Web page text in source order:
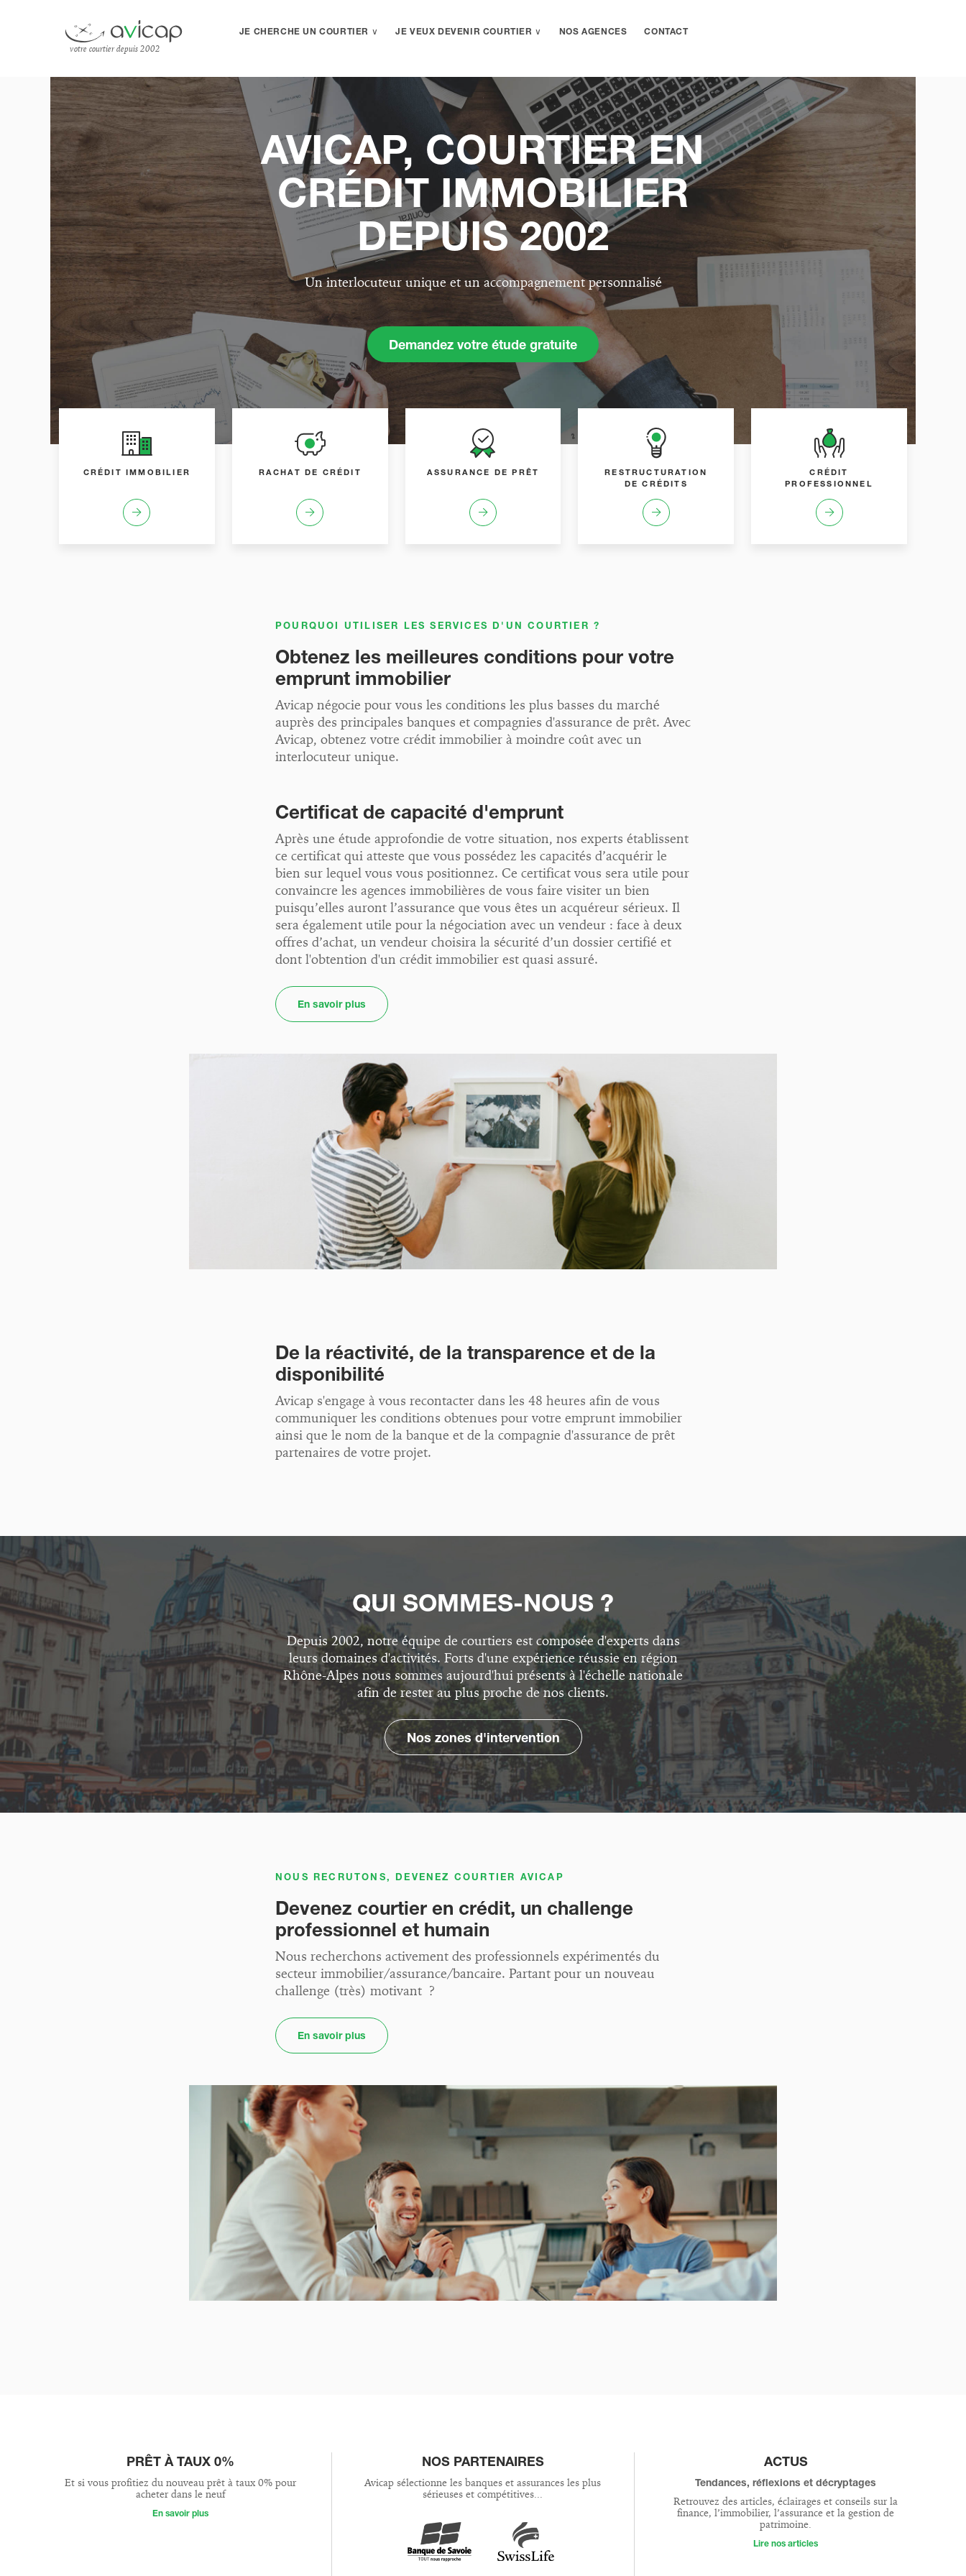
votre courtier depuis 2002
JE CHERCHE UN COURTIER ∨ JE VEUX DEVENIR COURTIER ∨ NOS AGENCES CONTACT
AVICAP, COURTIER EN
CRÉDIT IMMOBILIER
DEPUIS 2002
Un interlocuteur unique et un accompagnement personnalisé
Demandez votre étude gratuite
CRÉDIT IMMOBILIER RACHAT DE CRÉDIT ASSURANCE DE PRÊT
RESTRUCTURATION
DE CRÉDITS
CRÉDIT
PROFESSIONNEL
POURQUOI UTILISER LES SERVICES D'UN COURTIER ?
Obtenez les meilleures conditions pour votre
emprunt immobilier
Avicap négocie pour vous les conditions les plus basses du marché
auprès des principales banques et compagnies d'assurance de prêt. Avec
Avicap, obtenez votre crédit immobilier à moindre coût avec un
interlocuteur unique.
Certificat de capacité d'emprunt
Après une étude approfondie de votre situation, nos experts établissent
ce certificat qui atteste que vous possédez les capacités d’acquérir le
bien sur lequel vous vous positionnez. Ce certificat vous sera utile pour
convaincre les agences immobilières de vous faire visiter un bien
puisqu’elles auront l’assurance que vous êtes un acquéreur sérieux. Il
sera également utile pour la négociation avec un vendeur : face à deux
offres d’achat, un vendeur choisira la sécurité d’un dossier certifié et
dont l'obtention d'un crédit immobilier est quasi assuré.
En savoir plus
De la réactivité, de la transparence et de la
disponibilité
Avicap s'engage à vous recontacter dans les 48 heures afin de vous
communiquer les conditions obtenues pour votre emprunt immobilier
ainsi que le nom de la banque et de la compagnie d'assurance de prêt
partenaires de votre projet.
QUI SOMMES-NOUS ?
Depuis 2002, notre équipe de courtiers est composée d'experts dans
leurs domaines d'activités. Forts d'une expérience réussie en région
Rhône-Alpes nous sommes aujourd'hui présents à l'échelle nationale
afin de rester au plus proche de nos clients.
Nos zones d'intervention
NOUS RECRUTONS, DEVENEZ COURTIER AVICAP
Devenez courtier en crédit, un challenge
professionnel et humain
Nous recherchons activement des professionnels expérimentés du
secteur immobilier/assurance/bancaire. Partant pour un nouveau
challenge (très) motivant ?
En savoir plus
PRÊT À TAUX 0%
Et si vous profitiez du nouveau prêt à taux 0% pour
acheter dans le neuf
En savoir plus
NOS PARTENAIRES
Avicap sélectionne les banques et assurances les plus
sérieuses et compétitives...
ACTUS
Tendances, réflexions et décryptages
Retrouvez des articles, éclairages et conseils sur la
finance, l’immobilier, l’assurance et la gestion de
patrimoine.
Lire nos articles